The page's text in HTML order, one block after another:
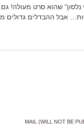
שהוא סרט מעולה!
אבל ההבדלים גדולים
MAIL (WILL NOT BE